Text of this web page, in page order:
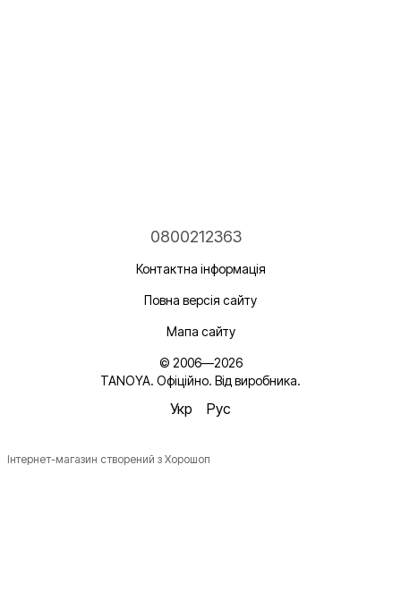
0800212363
Контактна інформація
Повна версія сайту
Мапа сайту
© 2006—2026
TANOYA. Офіційно. Від виробника.
Укр Рус
Інтернет-магазин створений з Хорошоп